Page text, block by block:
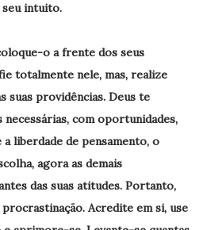
seu intuito.
o a frente dos seus
totalmente nele, mas, realize
suas providências. Deus te
com oportunidades,
liberdade de pensamento, o
agora as demais
das suas atitudes. Portanto,
Acredite em si, use